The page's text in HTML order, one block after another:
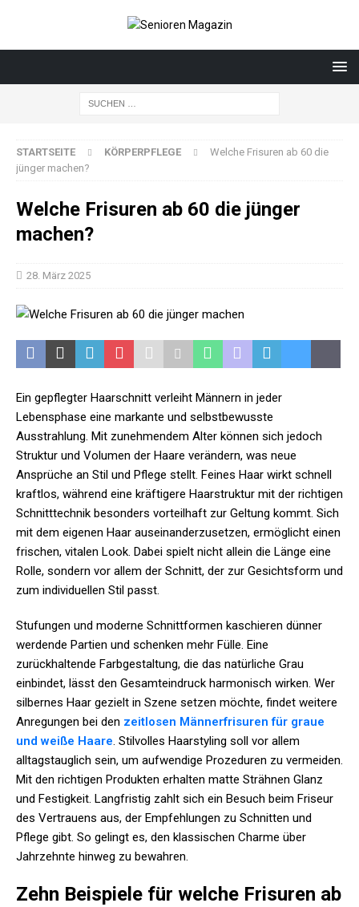
STARTSEITE KÖRPERPFLEGE
Welche Frisuren ab 60 die
jünger machen?
Welche Frisuren ab 60 die jünger
machen?
28. März 2025
Ein gepflegter Haarschnitt verleiht Männern in jeder
Lebensphase eine markante und selbstbewusste
Ausstrahlung. Mit zunehmendem Alter können sich jedoch
Struktur und Volumen der Haare verändern, was neue
Ansprüche an Stil und Pflege stellt. Feines Haar wirkt schnell
kraftlos, während eine kräftigere Haarstruktur mit der richtigen
Schnitttechnik besonders vorteilhaft zur Geltung kommt. Sich
mit dem eigenen Haar auseinanderzusetzen, ermöglicht einen
frischen, vitalen Look. Dabei spielt nicht allein die Länge eine
Rolle, sondern vor allem der Schnitt, der zur Gesichtsform und
zum individuellen Stil passt.
Stufungen und moderne Schnittformen kaschieren dünner
werdende Partien und schenken mehr Fülle. Eine
zurückhaltende Farbgestaltung, die das natürliche Grau
einbindet, lässt den Gesamteindruck harmonisch wirken. Wer
silbernes Haar gezielt in Szene setzen möchte, findet weitere
Anregungen bei den zeitlosen Männerfrisuren für graue
und weiße Haare. Stilvolles Haarstyling soll vor allem
alltagstauglich sein, um aufwendige Prozeduren zu vermeiden.
Mit den richtigen Produkten erhalten matte Strähnen Glanz
und Festigkeit. Langfristig zahlt sich ein Besuch beim Friseur
des Vertrauens aus, der Empfehlungen zu Schnitten und
Pflege gibt. So gelingt es, den klassischen Charme über
Jahrzehnte hinweg zu bewahren.
Zehn Beispiele für welche Frisuren ab